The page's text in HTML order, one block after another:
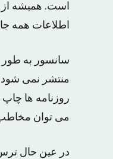
است. همیشه از
اطلاعات همه
سانسور به
منتشر نمی
روزنامه ها
می توان
در عین حال ترس